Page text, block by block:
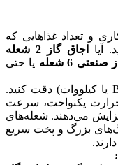
و تعداد غذاهایی که
آیا
اجاق گاز 2 شعله
6 شعله
یا حتی
به توان حرارتی شعله‌ها (BTU یا کیلووات) دقت کنید.
یکنواخت، سرعت
می‌دهند. شعله‌های
بزرگ و پخت سریع